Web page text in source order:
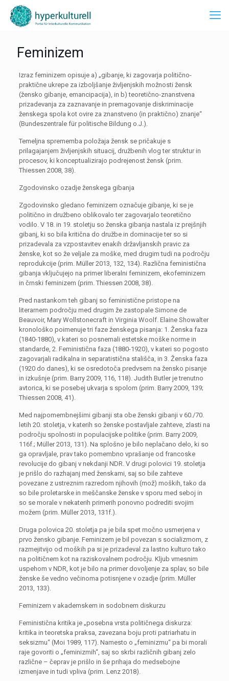
Feminizem
Izraz feminizem opisuje a) „gibanje, ki zagovarja politično-
praktične ukrepe za izboljšanje življenjskih možnosti žensk
(žensko gibanje, emancipacija), in b) teoretično-znanstvena
prizadevanja za zaznavanje in premagovanje diskriminacije
ženskega spola kot ovire za znanstveno (in praktično) znanje“
(Bundeszentrale für politische Bildung o.J.).
Temeljna sprememba položaja žensk se pričakuje s
prilagajanjem življenjskih situacij, družbenih vlog ter struktur in
procesov, ki konceptualizirajo podrejenost žensk (prim.
Thiessen 2008, 38).
Zgodovinsko ozadje ženskega gibanja
Zgodovinsko gledano feminizem označuje gibanje, ki se je
politično in družbeno oblikovalo ter zagovarjalo teoretično
vodilo. V 18. in 19. stoletju so ženska gibanja nastala iz prejšnjih
gibanj, ki so bila kritična do družbe in dominacije ter so si
prizadevala za vzpostavitev enakih državljanskih pravic za
ženske, kot so že veljale za moške, med drugim tudi na področju
reprodukcije (prim. Müller 2013, 132, 134). Različna feministična
gibanja vključujejo na primer liberalni feminizem, ekofeminizem
in črnski feminizem (prim. Thiessen 2008, 38).
Pred nastankom teh gibanj so feministične pristope na
literarnem področju med drugim že zastopale Simone de
Beauvoir, Mary Wollstonecraft in Virginia Woolf. Elaine Showalter
kronološko poimenuje tri faze ženskega pisanja: 1. Ženska faza
(1840-1880), v kateri so posnemali estetske moške norme in
standarde, 2. Feministična faza (1880-1920), v kateri so pogosto
zagovarjali radikalna in separatistična stališča, in 3. Ženska faza
(1920 do danes), ki se osredotoča predvsem na žensko pisanje
in izkušnje (prim. Barry 2009, 116, 118). Judith Butler je trenutno
avtorica, ki se posebej ukvarja s spolom (prim. Barry 2009, 139;
Thiessen 2008, 41).
Med najpomembnejšimi gibanji sta obe ženski gibanji v 60./70.
letih 20. stoletja, v katerih so ženske postavljale zahteve, zlasti na
področju spolnosti in populacijske politike (prim. Barry 2009,
116f.; Müller 2013, 131). Na splošno je bilo neplačano delo, ki so
ga opravljale, prav tako pomembno vprašanje od francoske
revolucije do gibanj v nekdanji NDR. V drugi polovici 19. stoletja
je prišlo do razhajanj med ženskami, saj so bile zahteve
povezane z ustreznim razredom njihovih (mož) moških, tako da
so bile proletarske in meščanske ženske v sporu med seboj in
so se morale v nekaterih primerih ponovno podrediti svojim
možem (prim. Müller 2013, 131f.).
Druga polovica 20. stoletja pa je bila spet močno usmerjena v
prvo žensko gibanje. Feminizem je bil povezan s socializmom, z
razmejitvijo od moških pa si je prizadeval za lastno kulturo tako
na političnem kot na raziskovalnem področju. Kljub vmesnim
uspehom v NDR, kot je bilo na primer dovoljenje za splav, so bile
ženske še vedno večinoma potisnjene v ozadje (prim. Müller
2013, 133).
Feminizem v akademskem in sodobnem diskurzu
Feministična kritika je „posebna vrsta političnega diskurza:
kritika in teoretska praksa, zavezana boju proti patriarhatu in
seksizmu“ (Moi 1989, 117). Namesto o „feminizmu“ pa bi morali
raje govoriti o „feminizmih“, saj so skrbi različnih gibanj zelo
različne – čeprav je prišlo in še prihaja do medsebojne
izmenjave in tudi vpliva (prim. Lenz 2018).